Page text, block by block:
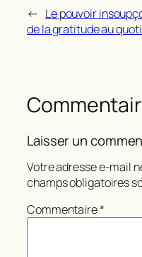
← Le pouvoir
de la gratitude au
Laisser un
Votre adresse e-mail
champs obligatoires
Commentaire*